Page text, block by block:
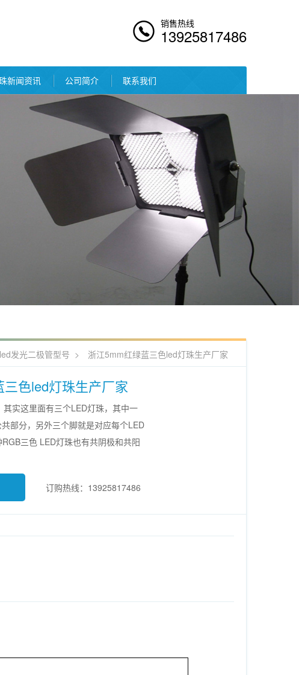
销售热线
13925817486
新闻资讯 公司简介 联系我们
发光二极管型号 > 浙江5mm红绿蓝三色led灯珠生产厂家
色led灯珠生产厂家
实这里面有三个LED灯珠，其中一
部分，另外三个脚就是对应每个LED
三色 LED灯珠也有共阴极和共阳
订购热线：13925817486